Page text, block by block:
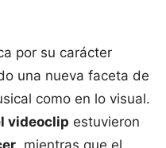
por su carácter
una nueva faceta de
como en lo visual.
videoclip estuvieron